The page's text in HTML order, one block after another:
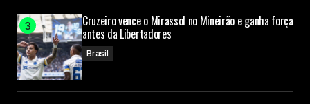
Cruzeiro vence o Mirassol no Mineirão e ganha força
antes da Libertadores
Brasil